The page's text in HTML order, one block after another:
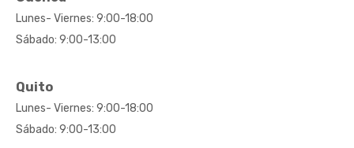
Lunes- Viernes: 9:00-18:00
Sábado: 9:00-13:00
Quito
Lunes- Viernes: 9:00-18:00
Sábado: 9:00-13:00